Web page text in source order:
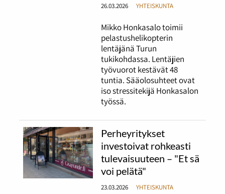
26.03.2026 YHTEISKUNTA
Mikko Honkasalo toimii
pelastushelikopterin
lentäjänä Turun
tukikohdassa. Lentäjien
työvuorot kestävät 48
tuntia. Sääolosuhteet ovat
iso stressitekijä Honkasalon
työssä.
Perheyritykset
investoivat rohkeasti
tulevaisuuteen – "Et sä
voi pelätä"
23.03.2026 YHTEISKUNTA